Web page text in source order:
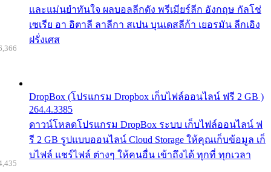
และแม่นยำทันใจ ผลบอลลีกดัง พรีเมียร์ลีก อังกฤษ กัลโช่
เซเรีย อา อิตาลี ลาลีกา สเปน บุนเดสลีก้า เยอรมัน ลีกเอิง
ฝรั่งเศส
DropBox (โปรแกรม Dropbox เก็บไฟล์ออนไลน์ ฟรี 2 GB )
264.4.3385
ดาวน์โหลดโปรแกรม DropBox ระบบ เก็บไฟล์ออนไลน์ ฟ
รี 2 GB รูปแบบออนไลน์ Cloud Storage ให้คุณเก็บข้อมูล เก็
บไฟล์ แชร์ไฟล์ ต่างๆ ให้คนอื่น เข้าถึงได้ ทุกที่ ทุกเวลา